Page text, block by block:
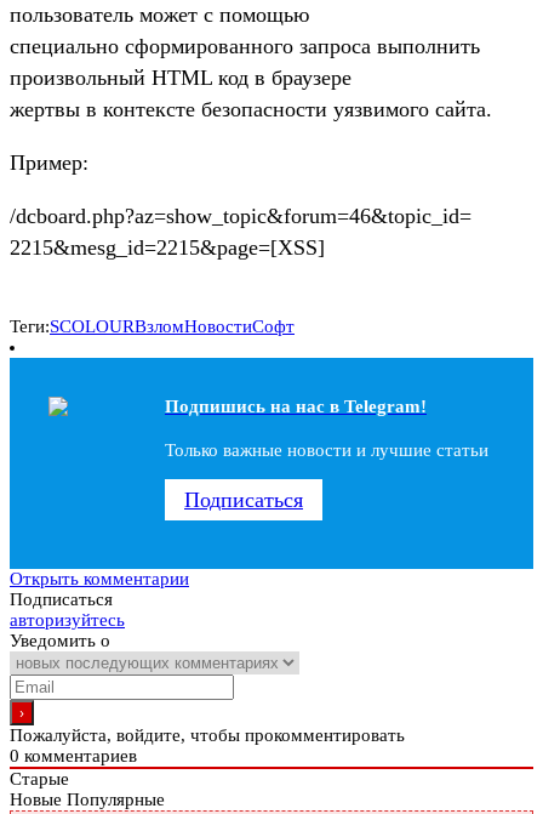
пользователь может с помощью
специально сформированного запроса выполнить
произвольный HTML код в браузере
жертвы в контексте безопасности уязвимого сайта.
Пример:
/dcboard.php?az=show_topic&forum=46&topic_id=
2215&mesg_id=2215&page=[XSS]
Теги:SCOLOURВзломНовостиСофт
Подпишись на наc в Telegram!
Только важные новости и лучшие статьи
Подписаться
Открыть комментарии
Подписаться
авторизуйтесь
Уведомить о
Пожалуйста, войдите, чтобы прокомментировать
0 комментариев
Старые
Новые Популярные